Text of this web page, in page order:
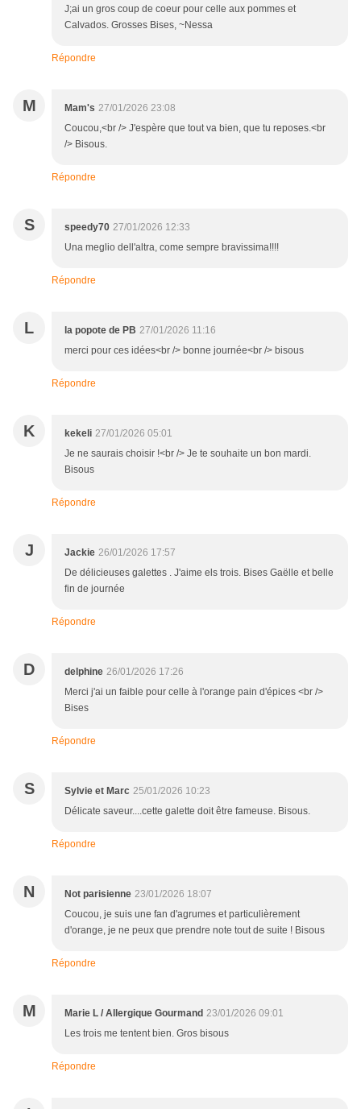
J;ai un gros coup de coeur pour celle aux pommes et
Calvados. Grosses Bises, ~Nessa
Répondre
M Mam's 27/01/2026 23:08
Coucou,<br /> J'espère que tout va bien, que tu reposes.<br
/> Bisous.
Répondre
S speedy70 27/01/2026 12:33
Una meglio dell'altra, come sempre bravissima!!!!
Répondre
L la popote de PB 27/01/2026 11:16
merci pour ces idées<br /> bonne journée<br /> bisous
Répondre
K kekeli 27/01/2026 05:01
Je ne saurais choisir !<br /> Je te souhaite un bon mardi.
Bisous
Répondre
J Jackie 26/01/2026 17:57
De délicieuses galettes . J'aime els trois. Bises Gaëlle et belle
fin de journée
Répondre
D delphine 26/01/2026 17:26
Merci j'ai un faible pour celle à l'orange pain d'épices <br />
Bises
Répondre
S Sylvie et Marc 25/01/2026 10:23
Délicate saveur....cette galette doit être fameuse. Bisous.
Répondre
N Not parisienne 23/01/2026 18:07
Coucou, je suis une fan d'agrumes et particulièrement
d'orange, je ne peux que prendre note tout de suite ! Bisous
Répondre
M Marie L / Allergique Gourmand 23/01/2026 09:01
Les trois me tentent bien. Gros bisous
Répondre